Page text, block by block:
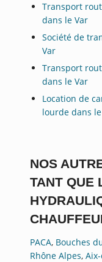
Transport
dans le Var
Société de
Var
Transport
dans le Var
Location de
lourde dans
NOS
TANT QUE
PACA, Bouches
Rhône Alpes,